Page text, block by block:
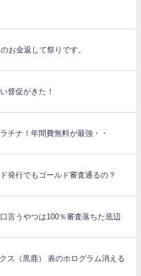
お金返して祭りです。
督促がきた！
チナ！年間費無料が最強・・
発行でもゴールド審査通るの？
言うやつは100％審査落ちた底辺
ス（黒鹿） 表のホログラム消える